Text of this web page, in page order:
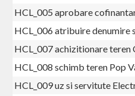
HCL_005 aprobare
HCL_006 atribuire denumire
HCL_007 achizitionare
HCL_008 schimb teren Pop
HCL_009 uz si servitute